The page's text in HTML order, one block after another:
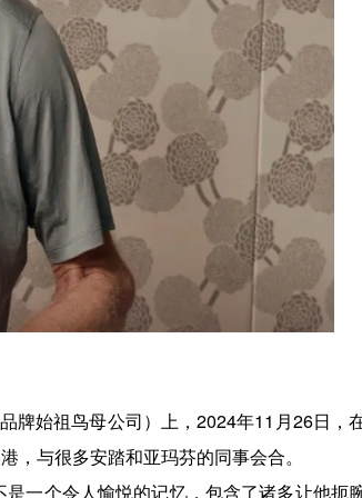
牌始祖鸟母公司）上，2024年11月26日，
与很多安踏和亚玛芬的同事会合。
一个令人愉悦的记忆，包含了诸多让他扼